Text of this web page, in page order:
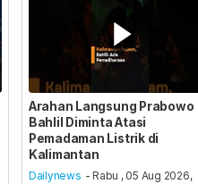
Arahan Langsung Prabowo
Bahlil Diminta Atasi
Pemadaman Listrik di
Kalimantan
Dailynews - Rabu , 05 Aug 2026,